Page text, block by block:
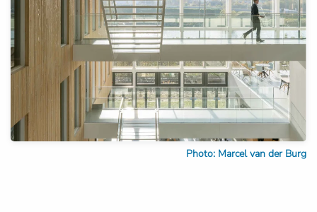
Photo: Marcel van der Burg